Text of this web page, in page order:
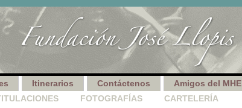
Itinerarios Contáctenos
Amigos del MHE
FOTOGRAFÍAS CARTELERÍA